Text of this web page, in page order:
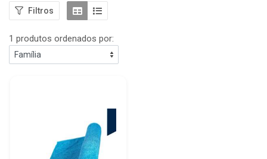
Filtros
1 produtos ordenados por: